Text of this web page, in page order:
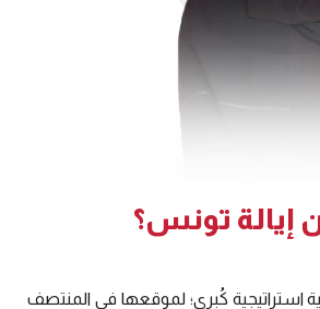
إيالة تونس؟
استراتيجية كُبرى؛ لموقعها في المنتصف